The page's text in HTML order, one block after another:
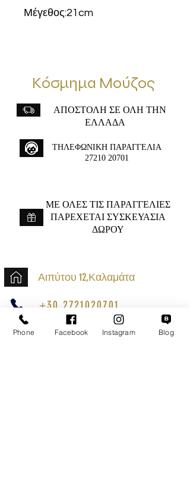
Μέγεθος:21cm
Κόσμημα Μούζος
ΑΠΟΣΤΟΛΗ ΣΕ ΟΛΗ ΤΗΝ
ΕΛΛΑΔΑ
ΤΗΛΕΦΩΝΙΚΗ ΠΑΡΑΓΓΕΛΙΑ
27210 20701
ME ΟΛΕΣ ΤΙΣ ΠΑΡΑΓΓΕΛΙΕΣ
ΠΑΡΕΧΕΤΑΙ ΣΥΣΚΕΥΑΣΙΑ
ΔΩΡΟΥ
Αιπύτου 12,Καλαμάτα
+30 2721020701
k.mouzos.wix@gmail.com
Phone Facebook Instagram Blog